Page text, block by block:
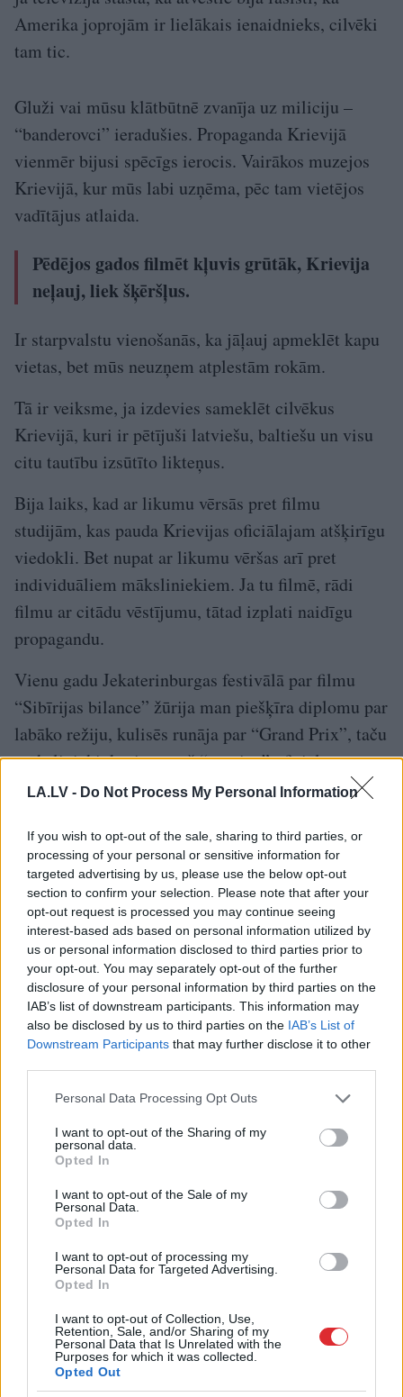
LA.LV - Do Not Process My Personal Information
If you wish to opt-out of the sale, sharing to third parties, or
processing of your personal or sensitive information for
targeted advertising by us, please use the below opt-out
section to confirm your selection. Please note that after your
opt-out request is processed you may continue seeing
interest-based ads based on personal information utilized by
us or personal information disclosed to third parties prior to
your opt-out. You may separately opt-out of the further
disclosure of your personal information by third parties on the
IAB’s list of downstream participants. This information may
also be disclosed by us to third parties on the IAB’s List of
Downstream Participants that may further disclose it to other
Please note that this website/app uses one or more Google
not limited to your visit or usage behaviour. You may click to
grant or deny consent to Google and its third-party tags to
use your data for below specified purposes in below Google
consent section.
Personal Data Processing Opt Outs
I want to opt-out of the Sharing of my
personal data.
Opted In
I want to opt-out of the Sale of my
Personal Data.
Opted In
I want to opt-out of processing my
Personal Data for Targeted Advertising.
Opted In
I want to opt-out of Collection, Use,
Retention, Sale, and/or Sharing of my
Personal Data that Is Unrelated with the
Purposes for which it was collected.
Opted Out
Amerika joprojām ir lielākais ienaidnieks, cilvēki
tam tic.
Gluži vai mūsu klātbūtnē zvanīja uz miliciju –
“banderovci” ieradušies. Propaganda Krievijā
vienmēr bijusi spēcīgs ierocis. Vairākos muzejos
Krievijā, kur mūs labi uzņēma, pēc tam vietējos
vadītājus atlaida.
Pēdējos gados filmēt kļuvis grūtāk, Krievija
neļauj, liek šķēršļus.
Ir starpvalstu vienošanās, ka jāļauj apmeklēt kapu
vietas, bet mūs neuzņem atplestām rokām.
Tā ir veiksme, ja izdevies sameklēt cilvēkus
Krievijā, kuri ir pētījuši latviešu, baltiešu un visu
citu tautību izsūtīto likteņus.
Bija laiks, kad ar likumu vērsās pret filmu
studijām, kas pauda Krievijas oficiālajam atšķirīgu
viedokli. Bet nupat ar likumu vēršas arī pret
individuāliem māksliniekiem. Ja tu filmē, rādi
filmu ar citādu vēstījumu, tātad izplati naidīgu
propagandu.
Vienu gadu Jekaterinburgas festivālā par filmu
“Sibīrijas bilance” žūrija man piešķīra diplomu par
labāko režiju, kulisēs runāja par “Grand Prix”, taču
mākslinieki, kuri nepauž “pareizo” oficiālo
viedokli, netiek atbalstīti…
Krievijā viņi netiek pat pie finansējuma savām
filmām. Pērn iznāca grāmata “Šalom, Sibīrija!”.
Savas atmiņas man atsūtīja arī Arkādijs Maijofiss,
izsūtītā dēls, kurš dibināja Tomskas neatkarīgo
televīziju, kuru pēc tam viņam atņēma. Tagad viņš
dzīvo Izraēlā.
Tavās filmās satiktie vecie krievi dalās atmiņās
par izsūtījuma vietās reiz dzīvojušajiem
latviešiem. Stāsta, kā iemācījušies no viņiem
saimniekot, kā mācījušies izturību, bet vai
neesat satikuši tos, kuri izmantoja izsūtītos kā
vergus, izdzina līdz nāvei?
2000. gadā, kad vēl bija dzīvi tie, kas saņēma
izsūtītos, Krasnojarskas apgabalā satikām sievieti,
kurai 1941. gadā bija astoņpa­dsmit gadi.
Komjauniešu sekretāre Atamanovkā.
Viņai pateica, lai sagatavo būdas izsūtītajiem
tautas ienaidniekiem.